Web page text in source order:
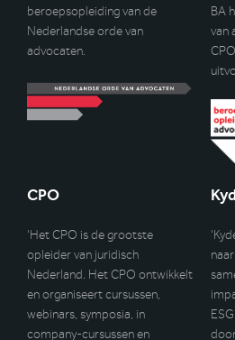
beroepsopleiding van de
Nederlandse orde van
advocaten.
BA
van
CPO
‘Het CPO is de grootste
opleider van juridisch
Nederland. Het CPO ontwikkelt
en organiseert cursussen,
webinars, symposia, in
company-cursussen en